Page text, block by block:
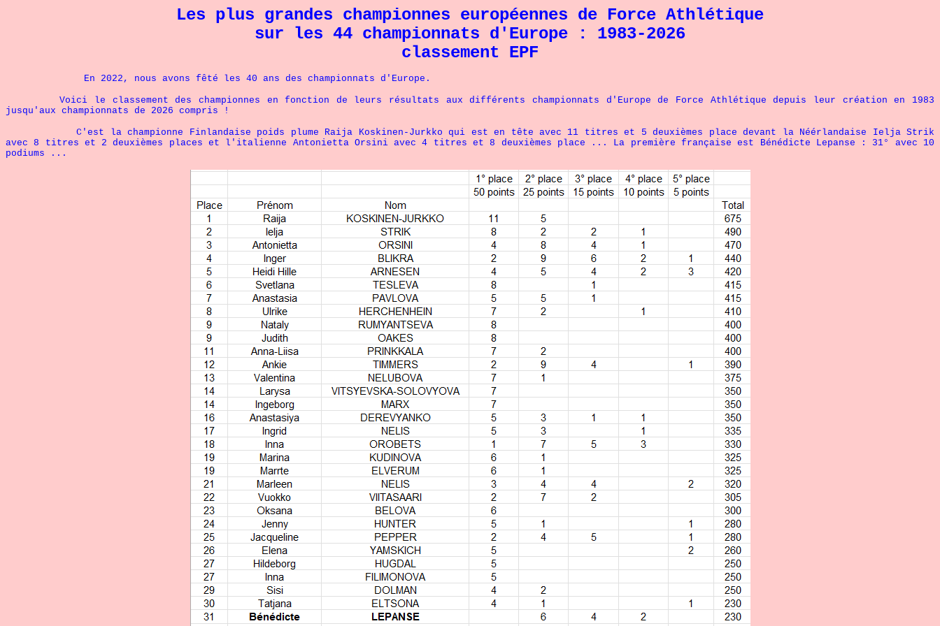
Les plus grandes championnes européennes de Force Athlétique
sur les 44 championnats d'Europe : 1983-2026
classement EPF
En 2022, nous avons fêté les 40 ans des championnats d'Europe.
Voici le classement des championnes en fonction de leurs résultats aux différents championnats d'Europe de Force Athlétique depuis leur création en 1983
jusqu'aux championnats de 2026 compris !
C'est la championne Finlandaise poids plume Raija Koskinen-Jurkko qui est en tête avec 11 titres et 5 deuxièmes placedevant la Néérlandaise Ielja Strik
avec 8 titres et 2 deuxièmes places et l'italienne Antonietta Orsini avec 4 titres et 8 deuxièmes place ... La première française est Bénédicte Lepanse : 31° avec 10
podiums ...